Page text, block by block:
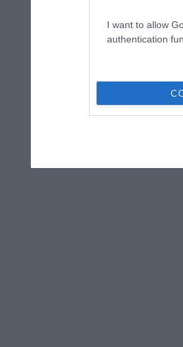
I want to allow
authentication